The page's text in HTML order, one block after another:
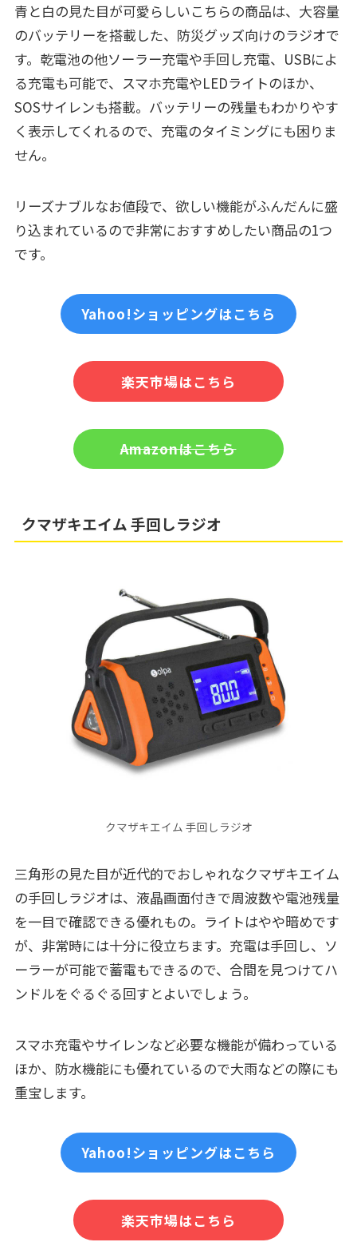
青と白の見た目が可愛らしいこちらの商品は、大容量
のバッテリーを搭載した、防災グッズ向けのラジオで
す。乾電池の他ソーラー充電や手回し充電、USBによ
る充電も可能で、スマホ充電やLEDライトのほか、
SOSサイレンも搭載。バッテリーの残量もわかりやす
く表示してくれるので、充電のタイミングにも困りま
せん。
リーズナブルなお値段で、欲しい機能がふんだんに盛
り込まれているので非常におすすめしたい商品の1つ
です。
Yahoo!ショッピングはこちら
楽天市場はこちら
Amazonはこちら
クマザキエイム 手回しラジオ
クマザキエイム 手回しラジオ
三角形の見た目が近代的でおしゃれなクマザキエイム
の手回しラジオは、液晶画面付きで周波数や電池残量
を一目で確認できる優れもの。ライトはやや暗めです
が、非常時には十分に役立ちます。充電は手回し、ソ
ーラーが可能で蓄電もできるので、合間を見つけてハ
ンドルをぐるぐる回すとよいでしょう。
スマホ充電やサイレンなど必要な機能が備わっている
ほか、防水機能にも優れているので大雨などの際にも
重宝します。
Yahoo!ショッピングはこちら
楽天市場はこちら